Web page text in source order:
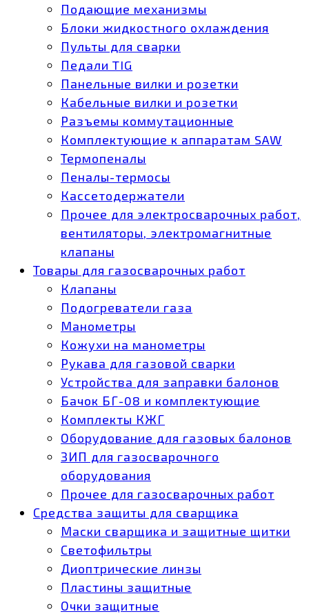
Подающие механизмы
Блоки жидкостного охлаждения
Пульты для сварки
Педали TIG
Панельные вилки и розетки
Кабельные вилки и розетки
Разъемы коммутационные
Комплектующие к аппаратам SAW
Термопеналы
Пеналы-термосы
Кассетодержатели
Прочее для электросварочных работ,
вентиляторы, электромагнитные
клапаны
Товары для газосварочных работ
Клапаны
Подогреватели газа
Манометры
Кожухи на манометры
Рукава для газовой сварки
Устройства для заправки балонов
Бачок БГ-08 и комплектующие
Комплекты КЖГ
Оборудование для газовых балонов
ЗИП для газосварочного
оборудования
Прочее для газосварочных работ
Средства защиты для сварщика
Маски сварщика и защитные щитки
Светофильтры
Диоптрические линзы
Пластины защитные
Очки защитные